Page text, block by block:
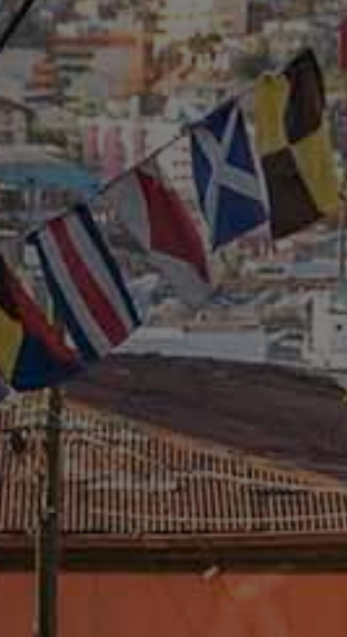
Patagonie
Antarctique
Plage
PAYSAGES ZONES
INCONTOURNABLES
Observation du ciel
PAYSAGES ZONES
INCONTOURNABLES